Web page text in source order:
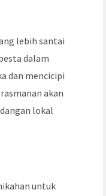
lebih santai
dalam
dan mencicipi
akan
lokal
untuk